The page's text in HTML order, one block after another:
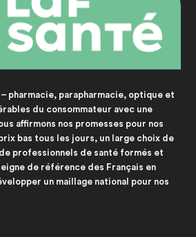
– pharmacie, parapharmacie, optique et
du consommateur avec une
affirmons nos promesses pour nos
bas tous les jours, un large choix de
professionnels de santé formés et
de référence des Français en
un maillage national pour nos